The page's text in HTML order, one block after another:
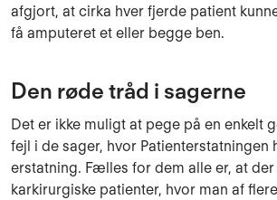
afgjort, at cirka hver fjerde patient
få amputeret et eller begge ben.
Den røde tråd i sagerne
Det er ikke muligt at pege på en enkelt
fejl i de sager, hvor Patienterstatningen
erstatning. Fælles for dem alle er, at
karkirurgiske patienter, hvor man af